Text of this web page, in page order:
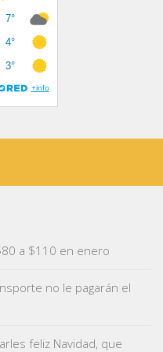
a $110 en enero
no le pagarán el
feliz Navidad, que